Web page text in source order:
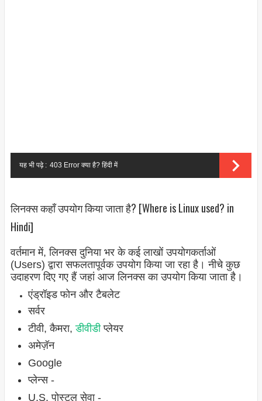
यह भी पढ़े : 403 Error क्या है? हिंदी में
लिनक्स कहाँ उपयोग किया जाता है? [Where is Linux used? in
Hindi]
वर्तमान में, लिनक्स दुनिया भर के कई लाखों उपयोगकर्ताओं
(Users) द्वारा सफलतापूर्वक उपयोग किया जा रहा है। नीचे कुछ
उदाहरण दिए गए हैं जहां आज लिनक्स का उपयोग किया जाता है।
एंड्रॉइड फोन और टैबलेट
सर्वर
टीवी, कैमरा,डीवीडीप्लेयर
अमेज़ॅन
Google
प्लेन्स -
U.S. पोस्टल सेवा -